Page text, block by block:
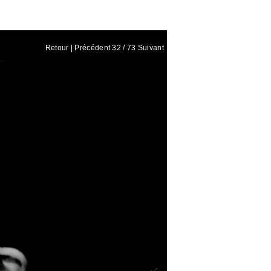
Retour Précédent32 / 73 Suivant